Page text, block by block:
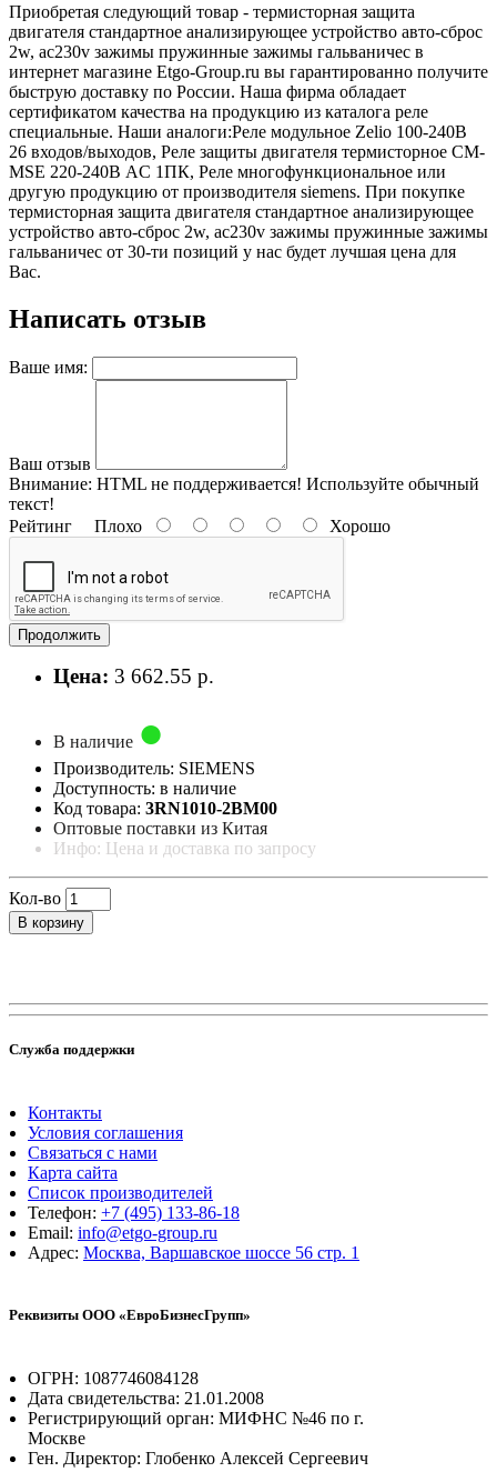
Приобретая следующий товар - термисторная защита
двигателя стандартное анализирующее устройство авто-сброс
2w, ac230v зажимы пружинные зажимы гальваничес в
интернет магазине Etgo-Group.ru вы гарантированно получите
быструю доставку по России. Наша фирма обладает
сертификатом качества на продукцию из каталога реле
специальные. Наши аналоги:Реле модульное Zelio 100-240В
26 входов/выходов, Реле защиты двигателя термисторное CM-
MSE 220-240В AC 1ПК, Реле многофункциональное или
другую продукцию от производителя siemens. При покупке
термисторная защита двигателя стандартное анализирующее
устройство авто-сброс 2w, ac230v зажимы пружинные зажимы
гальваничес от 30-ти позиций у нас будет лучшая цена для
Вас.
Написать отзыв
Ваше имя:
Ваш отзыв
Внимание: HTML не поддерживается! Используйте обычный
текст!
Рейтинг Плохо Хорошо
Продолжить
Цена: 3 662.55 р.
В наличие
Производитель: SIEMENS
Доступность: в наличие
Код товара: 3RN1010-2BM00
Оптовые поставки из Китая
Инфо: Цена и доставка по запросу
Кол-во
В корзину
Служба поддержки
Контакты
Условия соглашения
Связаться с нами
Карта сайта
Список производителей
Телефон: +7 (495) 133-86-18
Email: info@etgo-group.ru
Адрес: Москва, Варшавское шоссе 56 стр. 1
Реквизиты ООО «ЕвроБизнесГрупп»
ОГРН: 1087746084128
Дата свидетельства: 21.01.2008
Регистрирующий орган: МИФНС №46 по г.
Москве
Ген. Директор: Глобенко Алексей Сергеевич